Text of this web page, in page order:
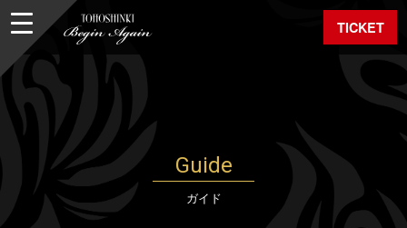
TICKET
Guide
ガイド